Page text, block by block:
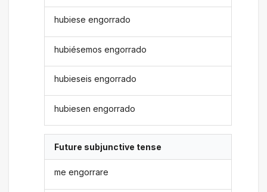
hubiese engorrado
hubiésemos engorrado
hubieseis engorrado
hubiesen engorrado
Future subjunctive tense
me engorrare